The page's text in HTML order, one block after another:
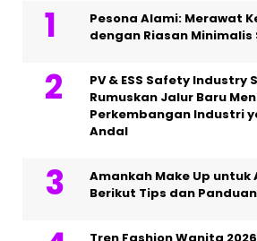
Pesona Alami: Merawat
dengan Riasan
PV & ESS Safety Industry
Rumuskan Jalur Baru
Perkembangan Industri
Andal
Amankah Make Up
Berikut Tips dan